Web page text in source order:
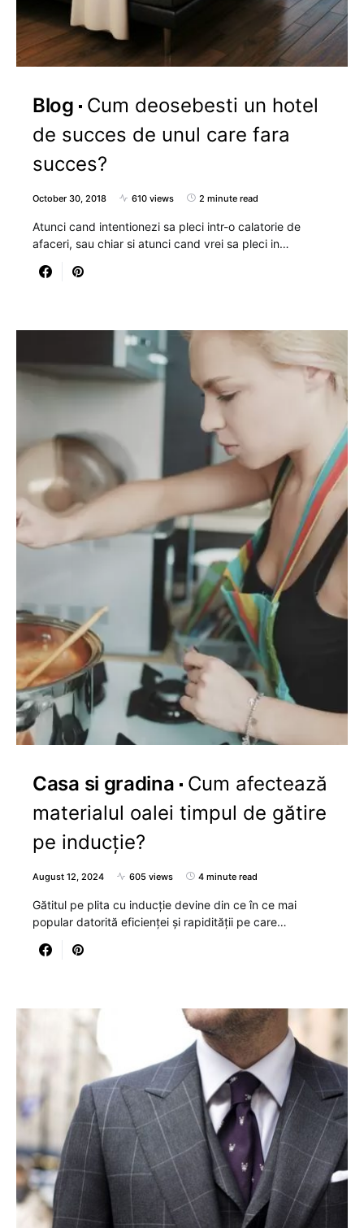
Blog
Cum deosebesti un hotel
de succes de unul care fara
succes?
October 30, 2018 610 views 2 minute read
Atunci cand intentionezi sa pleci intr-o calatorie de
afaceri, sau chiar si atunci cand vrei sa pleci in…
Casa si gradina
Cum afectează
materialul oalei timpul de gătire
pe inducție?
August 12, 2024 605 views 4 minute read
Gătitul pe plita cu inducție devine din ce în ce mai
popular datorită eficienței și rapidității pe care…